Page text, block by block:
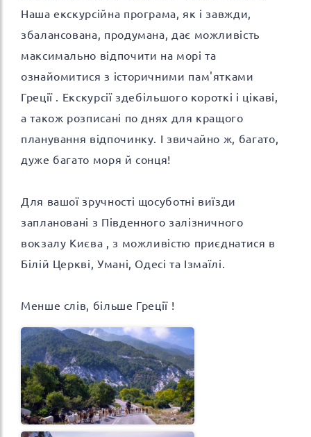
Наша екскурсійна програма, як і завжди,
збалансована, продумана, дає можливість
максимально відпочити на морі та
ознайомитися з історичними пам'ятками
Греції . Екскурсії здебільшого короткі і цікаві,
а також розписані по днях для кращого
планування відпочинку. І звичайно ж, багато,
дуже багато моря й сонця!
Для вашої зручності щосуботні виїзди
заплановані з Південного залізничного
вокзалу Києва , з можливістю приєднатися в
Білій Церкві, Умані, Одесі та Ізмаїлі.
Менше слів, більше Греції !